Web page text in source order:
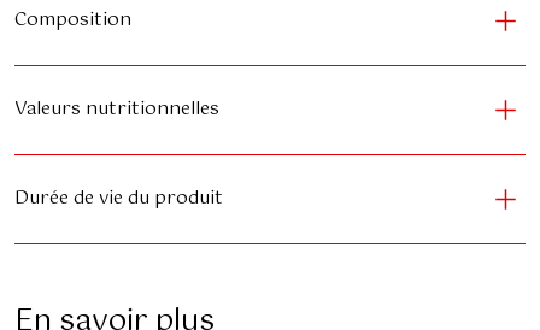
Composition
Valeurs nutritionnelles
Durée de vie du produit